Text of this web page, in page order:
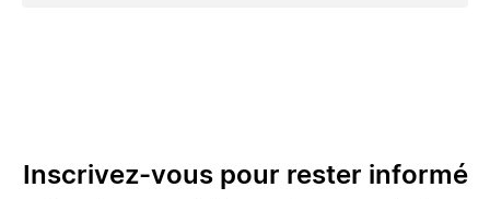
Inscrivez-vous pour rester informé